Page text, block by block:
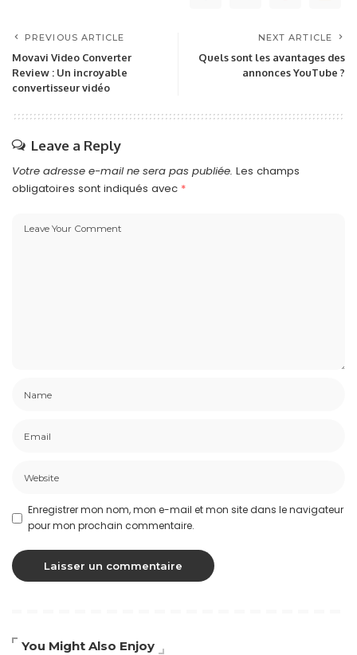
PREVIOUS ARTICLE
Movavi Video Converter
Review : Un incroyable
convertisseur vidéo
NEXT ARTICLE
Quels sont les avantages des
annonces YouTube ?
Leave a Reply
Votre adresse e-mail ne sera pas publiée. Les champs
obligatoires sont indiqués avec *
Enregistrer mon nom, mon e-mail et mon site dans le navigateur
pour mon prochain commentaire.
You Might Also Enjoy